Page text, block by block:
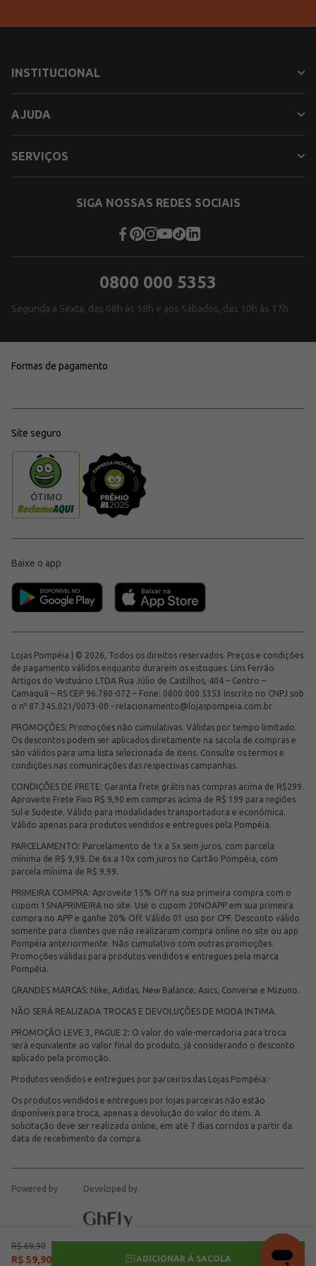
R$ 69,90
R$ 59,90 ADICIONAR À SACOLA
INSTITUCIONAL
AJUDA
SERVIÇOS
SIGA NOSSAS REDES SOCIAIS
0800 000 5353
Segunda a Sexta, das 08h às 18h e aos Sábados, das 10h às 17h
Formas de pagamento
Site seguro
Baixe o app
Lojas Pompéia | © 2026, Todos os direitos reservados. Preços e condições
de pagamento válidos enquanto durarem os estoques. Lins Ferrão
Artigos do Vestuário LTDA Rua Júlio de Castilhos, 404 – Centro –
Camaquã – RS CEP 96.780-072 – Fone: 0800 000 5353 Inscrito no CNPJ sob
o nº 87.345.021/0073-00 - relacionamento@lojaspompeia.com.br
PROMOÇÕES: Promoções não cumulativas. Válidas por tempo limitado.
Os descontos podem ser aplicados diretamente na sacola de compras e
são válidos para uma lista selecionada de itens. Consulte os termos e
condições nas comunicações das respectivas campanhas.
CONDIÇÕES DE FRETE: Garanta frete grátis nas compras acima de R$299.
Aproveite Frete Fixo R$ 9,90 em compras acima de R$ 199 para regiões
Sul e Sudeste. Válido para modalidades transportadora e econômica.
Válido apenas para produtos vendidos e entregues pela Pompéia.
PARCELAMENTO: Parcelamento de 1x a 5x sem juros, com parcela
mínima de R$ 9,99. De 6x a 10x com juros no Cartão Pompéia, com
parcela mínima de R$ 9,99.
PRIMEIRA COMPRA: Aproveite 15% Off na sua primeira compra com o
cupom 15NAPRIMEIRA no site. Use o cupom 20NOAPP em sua primeira
compra no APP e ganhe 20% Off. Válido 01 uso por CPF. Desconto válido
somente para clientes que não realizaram compra online no site ou app
Pompéia anteriormente. Não cumulativo com outras promoções.
Promoções válidas para produtos vendidos e entregues pela marca
Pompéia.
GRANDES MARCAS: Nike, Adidas, New Balance, Asics, Converse e Mizuno.
NÃO SERÁ REALIZADA TROCAS E DEVOLUÇÕES DE MODA INTIMA.
PROMOÇÃO LEVE 3, PAGUE 2: O valor do vale-mercadoria para troca
será equivalente ao valor final do produto, já considerando o desconto
aplicado pela promoção.
Produtos vendidos e entregues por parceiros das Lojas Pompéia:
Os produtos vendidos e entregues por lojas parceiras não estão
disponíveis para troca, apenas a devolução do valor do item. A
solicitação deve ser realizada online, em até 7 dias corridos a partir da
data de recebimento da compra.
Powered by Developed by